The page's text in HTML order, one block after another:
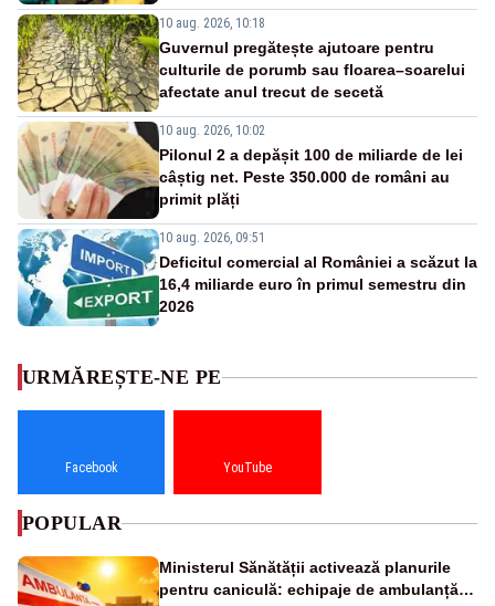
10 aug. 2026, 10:18
Guvernul pregătește ajutoare pentru
culturile de porumb sau floarea–soarelui
afectate anul trecut de secetă
10 aug. 2026, 10:02
Pilonul 2 a depășit 100 de miliarde de lei
câștig net. Peste 350.000 de români au
primit plăți
10 aug. 2026, 09:51
Deficitul comercial al României a scăzut la
16,4 miliarde euro în primul semestru din
2026
URMĂREȘTE-NE PE
Facebook YouTube
POPULAR
Ministerul Sănătății activează planurile
pentru caniculă: echipaje de ambulanță